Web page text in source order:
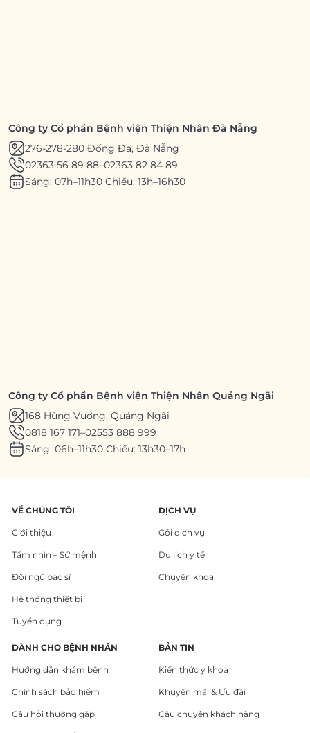
Công ty Cổ phần Bệnh viện Thiện Nhân Đà Nẵng
276-278-280 Đống Đa, Đà Nẵng
02363 56 89 88–02363 82 84 89
Sáng: 07h–11h30 Chiều: 13h–16h30
Công ty Cổ phần Bệnh viện Thiện Nhân Quảng Ngãi
168 Hùng Vương, Quảng Ngãi
0818 167 171–02553 888 999
Sáng: 06h–11h30 Chiều: 13h30–17h
VỀ CHÚNG TÔI
Giới thiệu
Tầm nhìn – Sứ mệnh
Đội ngũ bác sĩ
Hệ thống thiết bị
Tuyển dụng
DỊCH VỤ
Gói dịch vụ
Du lịch y tế
Chuyên khoa
DÀNH CHO BỆNH NHÂN
Hướng dẫn khám bệnh
Chính sách bảo hiểm
Câu hỏi thường gặp
BẢN TIN
Kiến thức y khoa
Khuyến mãi & Ưu đãi
Câu chuyện khách hàng